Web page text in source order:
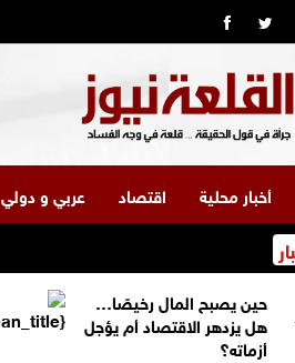
أخبار محلية اقتصاد عربي و دولي
حين يصبح المال رخيصًا…
هل يزدهر الاقتصاد أم يؤجل
أزماته؟